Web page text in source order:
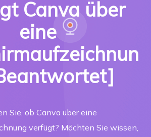
Canva über
eine
Sie, ob Canva über eine
verfügt? Möchten Sie wissen,